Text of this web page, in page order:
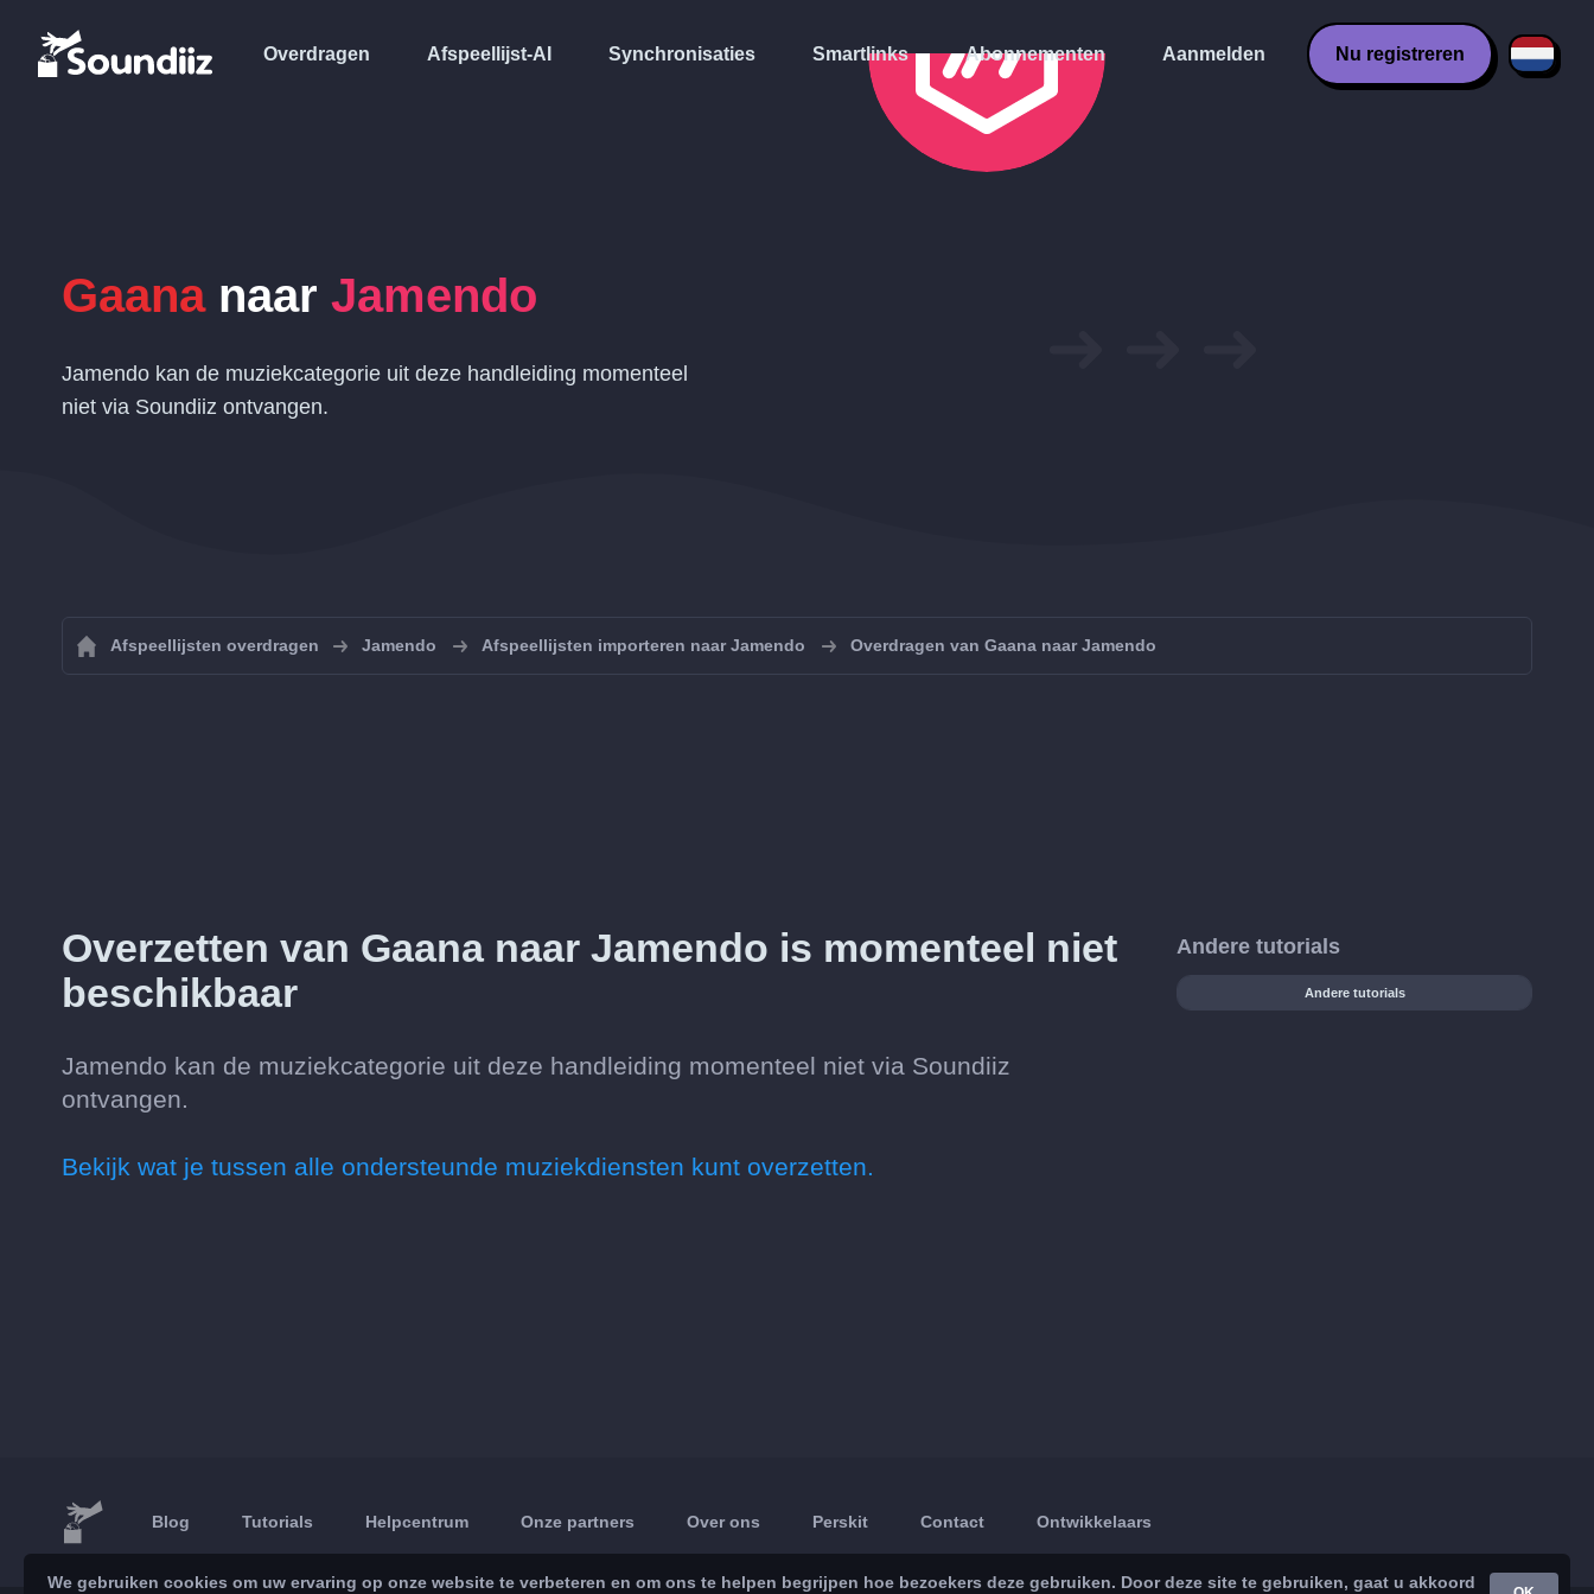
Overdragen Afspeellijst-AI Synchronisaties Smartlinks Abonnementen Aanmelden Nu registreren
Gaananaar Jamendo
Jamendo kan de muziekcategorie uit deze handleiding momenteel
niet via Soundiiz ontvangen.
Afspeellijsten overdragen Jamendo Afspeellijsten importeren naar Jamendo Overdragen van Gaana naar Jamendo
Overzetten van Gaana naar Jamendo is momenteel niet
beschikbaar
Jamendo kan de muziekcategorie uit deze handleiding momenteel niet via Soundiiz
ontvangen.
Bekijk wat je tussen alle ondersteunde muziekdiensten kunt overzetten.
Andere tutorials
Andere tutorials
Blog Tutorials Helpcentrum Onze partners Over ons Perskit Contact Ontwikkelaars
We gebruiken cookies om uw ervaring op onze website te verbeteren en om ons te helpen begrijpen hoe bezoekers deze gebruiken. Door deze site te gebruiken, gaat u akkoord